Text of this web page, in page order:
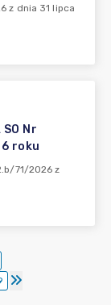
z dnia 31 lipca
Nr
roku
71/2026 z